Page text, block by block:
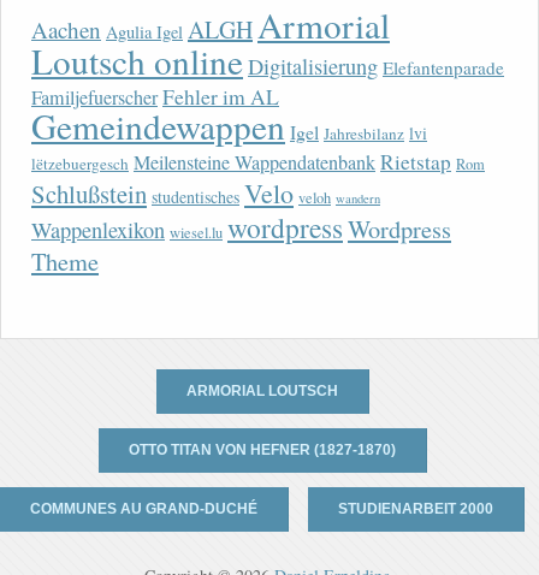
Aachen Agulia Igel ALGHArmorial
Loutsch onlineDigitalisierung Elefantenparade
FamiljefuerscherFehler im AL
Gemeindewappen Igel Jahresbilanz lvi
lëtzebuergesch Meilensteine WappendatenbankRietstap Rom
Schlußstein studentisches Velo veloh wandern
Wappenlexikon wiesel.lu wordpressWordpress
Theme
ARMORIAL LOUTSCH
OTTO TITAN VON HEFNER (1827-1870)
COMMUNES AU GRAND-DUCHÉ STUDIENARBEIT 2000